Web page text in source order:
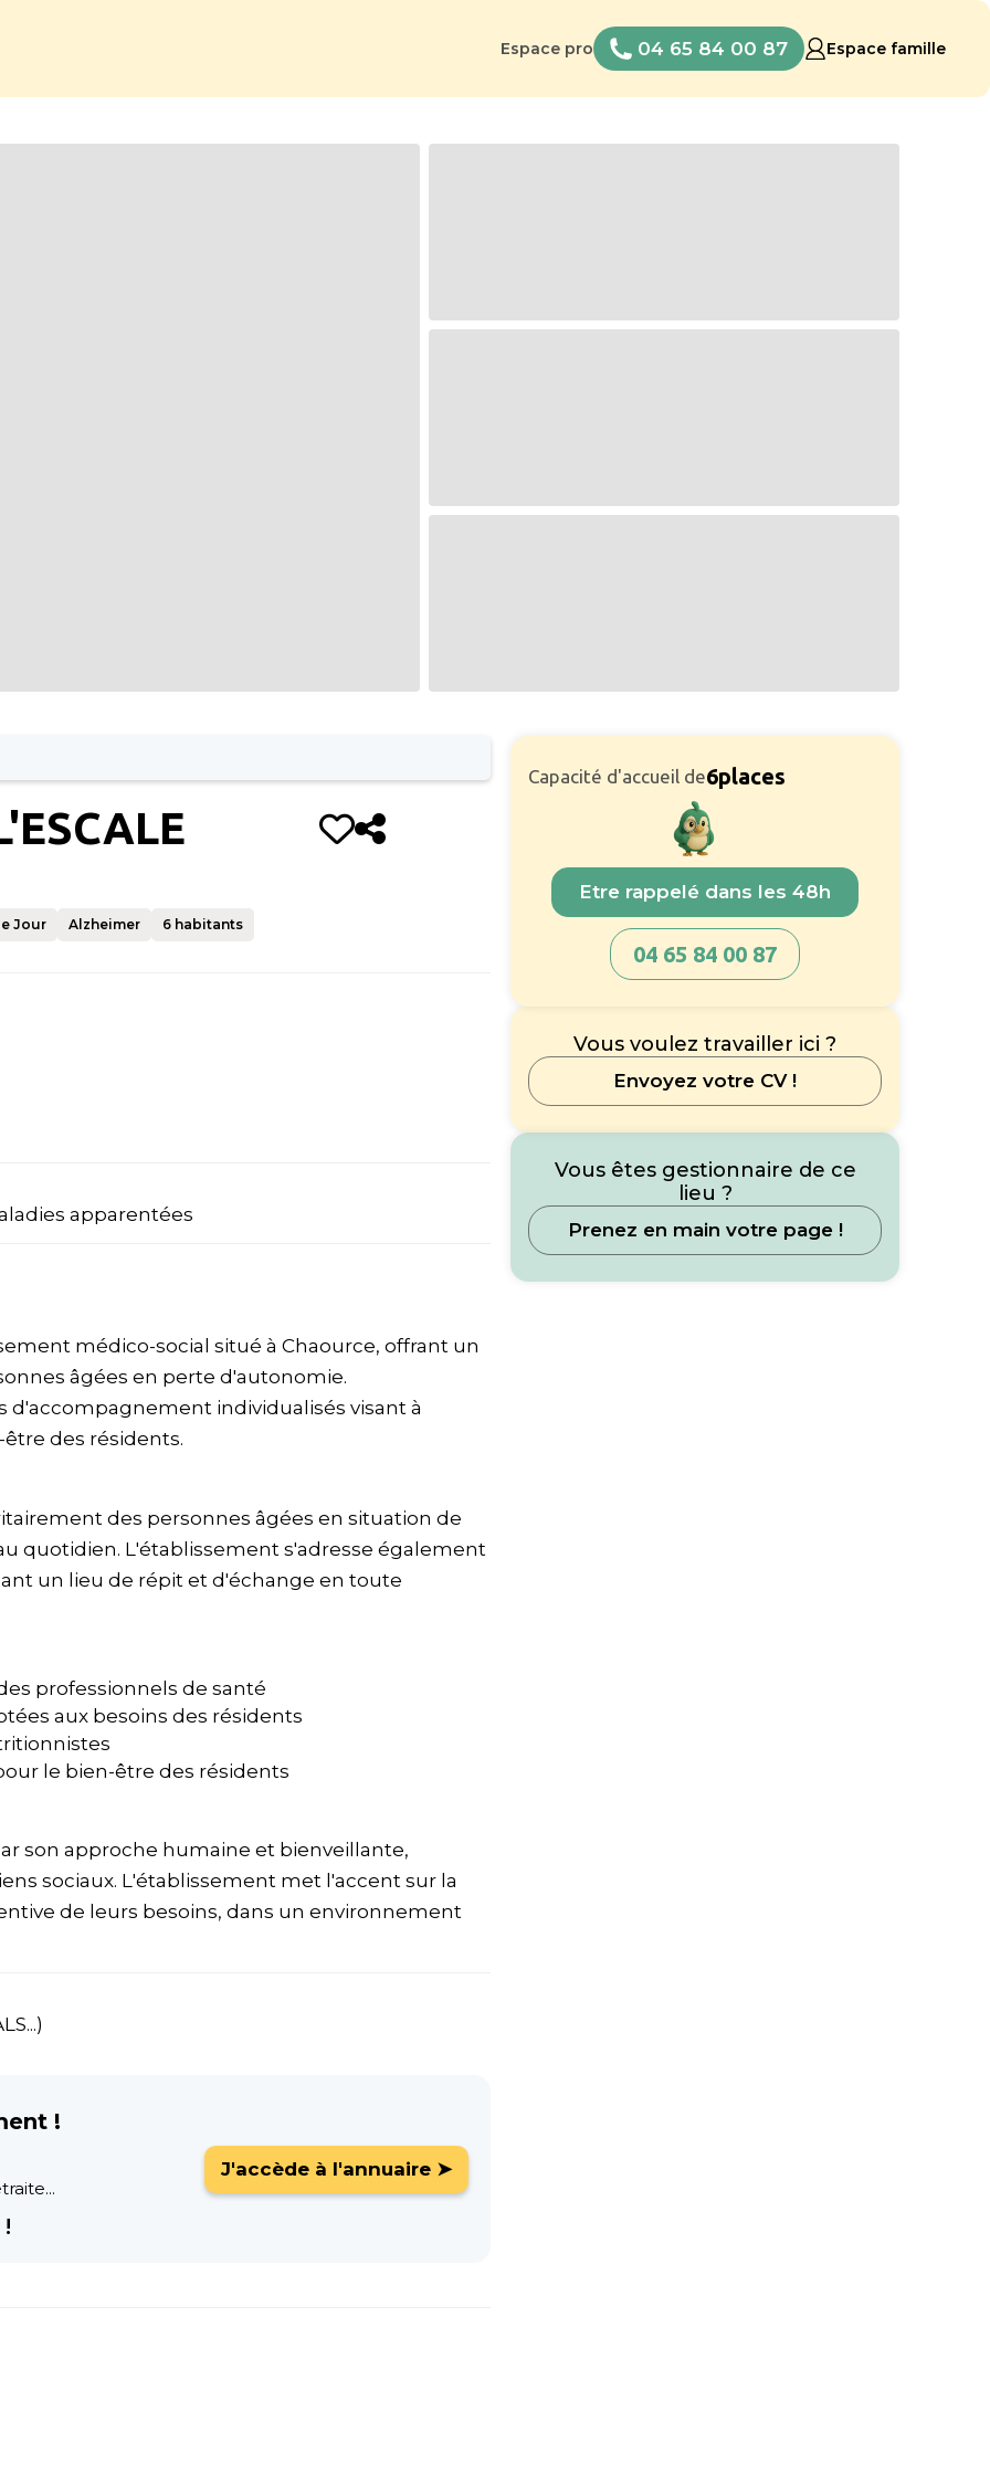
Espace pro 04 65 84 00 87 Espace famille
Jour Alzheimer 6 habitants
apparentées
médico-social situé à Chaource, offrant un
âgées en perte d'autonomie.
individualisés visant à
des résidents.
des personnes âgées en situation de
quotidien. L'établissement s'adresse également
un lieu de répit et d'échange en toute
professionnels de santé
aux besoins des résidents
le bien-être des résidents
son approche humaine et bienveillante,
sociaux. L'établissement met l'accent sur la
de leurs besoins, dans un environnement
!
J'accède à l'annuaire ➤
Capacité d'accueil de6places
Etre rappelé dans les 48h
04 65 84 00 87
Vous voulez travailler ici ?
Envoyez votre CV !
Vous êtes gestionnaire de ce
lieu ?
Prenez en main votre page !